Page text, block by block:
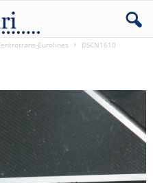
Eurolines DSCN1610